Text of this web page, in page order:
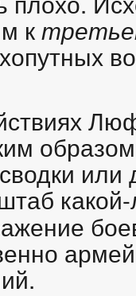
к